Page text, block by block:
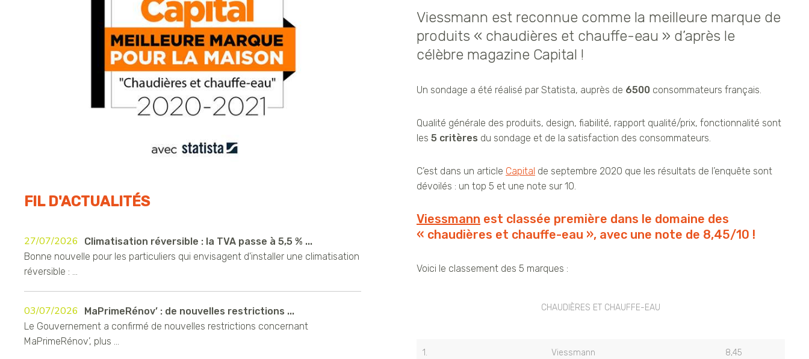
Viessmann est reconnue comme la meilleure marque de
produits « chaudières et chauffe-eau » d’après le
célèbre magazine Capital !
Un sondage a été réalisé par Statista, auprès de 6500 consommateurs français.
Qualité générale des produits, design, fiabilité, rapport qualité/prix, fonctionnalité sont
les 5 critères du sondage et de la satisfaction des consommateurs.
C’est dans un article Capital de septembre 2020 que les résultats de l’enquête sont
dévoilés : un top 5 et une note sur 10.
Viessmann est classée première dans le domaine des
« chaudières et chauffe-eau », avec une note de 8,45/10 !
Voici le classement des 5 marques :
CHAUDIÈRES ET CHAUFFE-EAU
1. Viessmann 8,45
FIL D'ACTUALITÉS
27/07/2026
Climatisation réversible : la TVA passe à 5,5 % ...
Bonne nouvelle pour les particuliers qui envisagent d'installer une climatisation
réversible : ...
03/07/2026
MaPrimeRénov’ : de nouvelles restrictions ...
Le Gouvernement a confirmé de nouvelles restrictions concernant
MaPrimeRénov’, plus ...